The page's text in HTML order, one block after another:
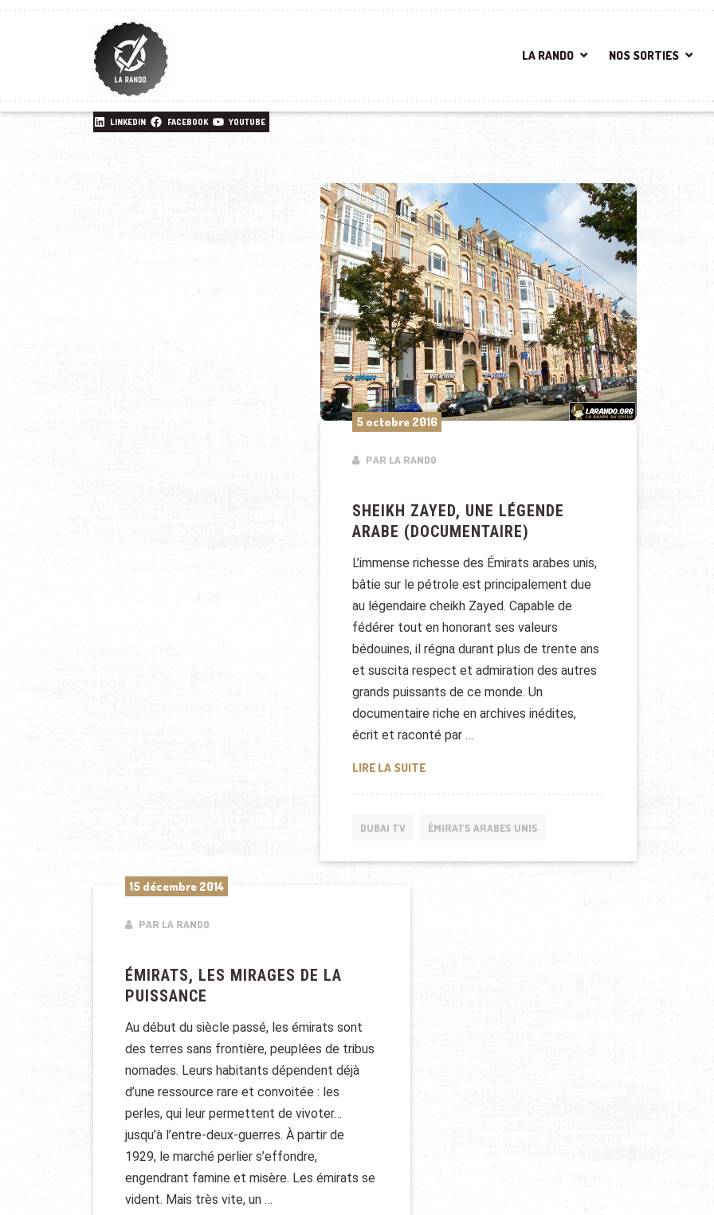
LA RANDO NOS SORTIES
LINKEDIN FACEBOOK YOUTUBE
5 octobre 2016
PAR LA RANDO
SHEIKH ZAYED, UNE LÉGENDE
ARABE (DOCUMENTAIRE)
L’immense richesse des Émirats arabes unis,
bâtie sur le pétrole est principalement due
au légendaire cheikh Zayed. Capable de
fédérer tout en honorant ses valeurs
bédouines, il régna durant plus de trente ans
et suscita respect et admiration des autres
grands puissants de ce monde. Un
documentaire riche en archives inédites,
écrit et raconté par …
LIRE LA SUITESHEIKH ZAYED, UNE LÉGENDE ARABE (DOCUMENTAIRE)
DUBAI TV ÉMIRATS ARABES UNIS
15 décembre 2014
PAR LA RANDO
ÉMIRATS, LES MIRAGES DE LA
PUISSANCE
Au début du siècle passé, les émirats sont
des terres sans frontière, peuplées de tribus
nomades. Leurs habitants dépendent déjà
d’une ressource rare et convoitée : les
perles, qui leur permettent de vivoter…
jusqu’à l’entre-deux-guerres. À partir de
1929, le marché perlier s’effondre,
engendrant famine et misère. Les émirats se
vident. Mais très vite, un …